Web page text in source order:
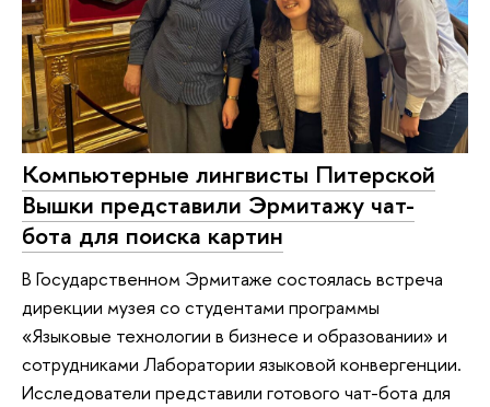
Компьютерные лингвисты Питерской
Вышки представили Эрмитажу чат-
бота для поиска картин
В Государственном Эрмитаже состоялась встреча
дирекции музея со студентами программы
«Языковые технологии в бизнесе и образовании» и
сотрудниками Лаборатории языковой конвергенции.
Исследователи представили готового чат-бота для